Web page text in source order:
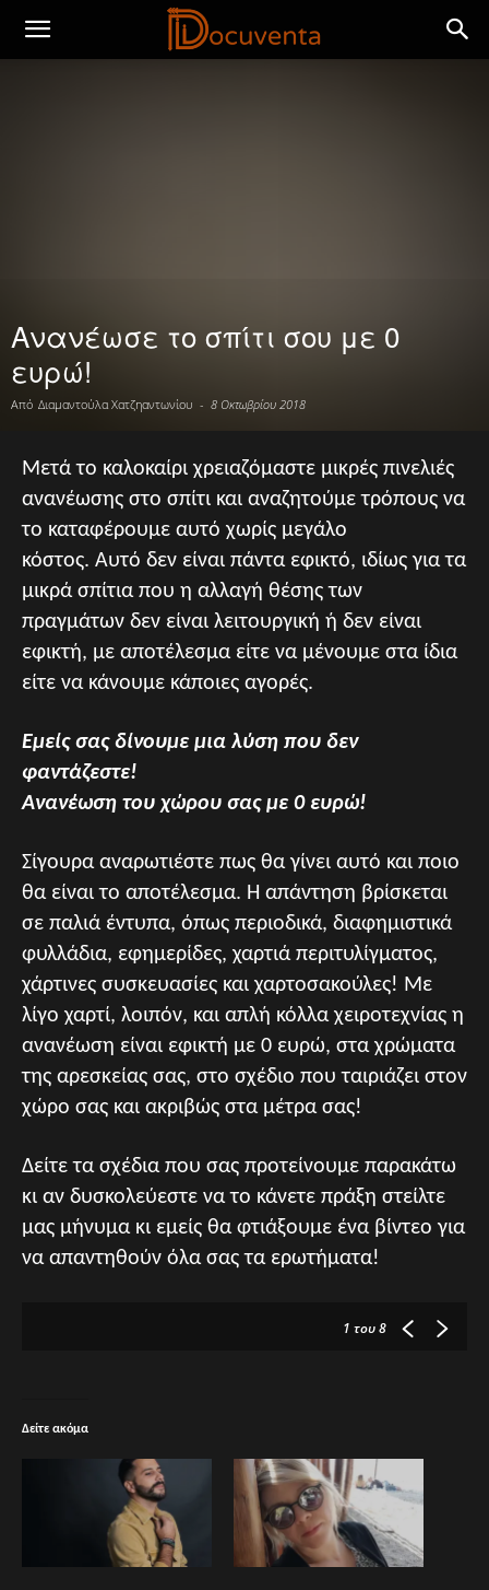
Ανανέωσε το σπίτι σου με 0
ευρώ!
Από Διαμαντούλα Χατζηαντωνίου - 8 Οκτωβρίου 2018
Μετά το καλοκαίρι χρειαζόμαστε μικρές πινελιές
ανανέωσης στο σπίτι και αναζητούμε τρόπους να
το καταφέρουμε αυτό χωρίς μεγάλο
κόστος. Αυτό δεν είναι πάντα εφικτό, ιδίως για τα
μικρά σπίτια που η αλλαγή θέσης των
πραγμάτων δεν είναι λειτουργική ή δεν είναι
εφικτή, με αποτέλεσμα είτε να μένουμε στα ίδια
είτε να κάνουμε κάποιες αγορές.
Εμείς σας δίνουμε μια λύση που δεν
φαντάζεστε!
Ανανέωση του χώρου σας με 0 ευρώ!
Σίγουρα αναρωτιέστε πως θα γίνει αυτό και ποιο
θα είναι το αποτέλεσμα. Η απάντηση βρίσκεται
σε παλιά έντυπα, όπως περιοδικά, διαφημιστικά
φυλλάδια, εφημερίδες, χαρτιά περιτυλίγματος,
χάρτινες συσκευασίες και χαρτοσακούλες! Με
λίγο χαρτί, λοιπόν, και απλή κόλλα χειροτεχνίας η
ανανέωση είναι εφικτή με 0 ευρώ, στα χρώματα
της αρεσκείας σας, στο σχέδιο που ταιριάζει στον
χώρο σας και ακριβώς στα μέτρα σας!
Δείτε τα σχέδια που σας προτείνουμε παρακάτω
κι αν δυσκολεύεστε να το κάνετε πράξη στείλτε
μας μήνυμα κι εμείς θα φτιάξουμε ένα βίντεο για
να απαντηθούν όλα σας τα ερωτήματα!
1 του 8
Δείτε ακόμα